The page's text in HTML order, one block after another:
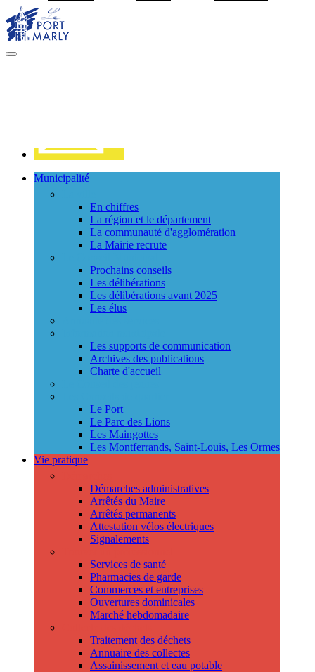
MENU
Municipalité
En chiffres
La région et le département
La communauté d'agglomération
La Mairie recrute
Prochains conseils
Les délibérations
Les délibérations avant 2025
Les élus
Les supports de communication
Archives des publications
Charte d'accueil
Le Port
Le Parc des Lions
Les Maingottes
Les Montferrands, Saint-Louis, Les Ormes
Vie pratique
Démarches administratives
Arrêtés du Maire
Arrêtés permanents
Attestation vélos électriques
Signalements
Services de santé
Pharmacies de garde
Commerces et entreprises
Ouvertures dominicales
Marché hebdomadaire
Traitement des déchets
Annuaire des collectes
Assainissement et eau potable